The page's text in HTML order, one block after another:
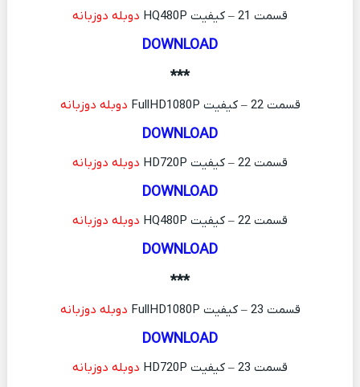
قسمت 21 – کیفیت HQ480P دوبله دوزبانه
DOWNLOAD
***
قسمت 22 – کیفیت FullHD1080P دوبله دوزبانه
DOWNLOAD
قسمت 22 – کیفیت HD720P دوبله دوزبانه
DOWNLOAD
قسمت 22 – کیفیت HQ480P دوبله دوزبانه
DOWNLOAD
***
قسمت 23 – کیفیت FullHD1080P دوبله دوزبانه
DOWNLOAD
قسمت 23 – کیفیت HD720P دوبله دوزبانه